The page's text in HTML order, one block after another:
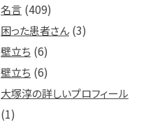
名言 (409)
困った患者さん(3)
壁立ち (6)
壁立ち (6)
大塚淳の詳しいプロフィール
(1)